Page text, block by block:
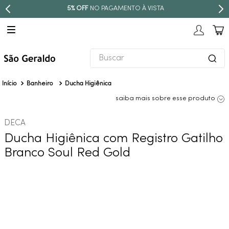
À VISTA PARCELE EM ATÉ
Buscar
Banheiro Ducha Higiênica
saiba mais sobre esse produto
DECA
Ducha Higiênica com Registro Gatilho
Branco Soul Red Gold
TERMOS MAIS BUSCADOS
4º
deca acabamento registro